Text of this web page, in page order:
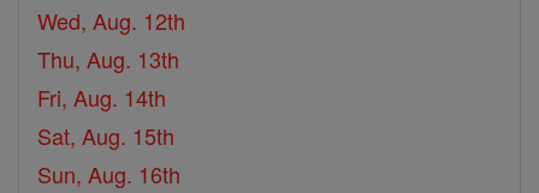
Wed, Aug. 12th
Thu, Aug. 13th
Fri, Aug. 14th
Sat, Aug. 15th
Sun, Aug. 16th